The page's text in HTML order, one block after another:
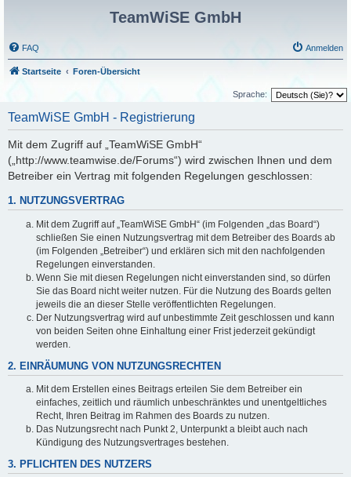
TeamWiSE GmbH
FAQ Anmelden
Startseite Foren-Übersicht
Sprache:
TeamWiSE GmbH - Registrierung
Mit dem Zugriff auf „TeamWiSE GmbH“
(„http://www.teamwise.de/Forums“) wird zwischen Ihnen und dem
Betreiber ein Vertrag mit folgenden Regelungen geschlossen:
1. NUTZUNGSVERTRAG
Mit dem Zugriff auf „TeamWiSE GmbH“ (im Folgenden „das Board“)
schließen Sie einen Nutzungsvertrag mit dem Betreiber des Boards ab
(im Folgenden „Betreiber“) und erklären sich mit den nachfolgenden
Regelungen einverstanden.
Wenn Sie mit diesen Regelungen nicht einverstanden sind, so dürfen
Sie das Board nicht weiter nutzen. Für die Nutzung des Boards gelten
jeweils die an dieser Stelle veröffentlichten Regelungen.
Der Nutzungsvertrag wird auf unbestimmte Zeit geschlossen und kann
von beiden Seiten ohne Einhaltung einer Frist jederzeit gekündigt
werden.
2. EINRÄUMUNG VON NUTZUNGSRECHTEN
Mit dem Erstellen eines Beitrags erteilen Sie dem Betreiber ein
einfaches, zeitlich und räumlich unbeschränktes und unentgeltliches
Recht, Ihren Beitrag im Rahmen des Boards zu nutzen.
Das Nutzungsrecht nach Punkt 2, Unterpunkt a bleibt auch nach
Kündigung des Nutzungsvertrages bestehen.
3. PFLICHTEN DES NUTZERS